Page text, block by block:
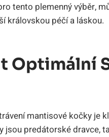
tento plemenný výběr,
královskou péčí a láskou.
Optimální
mantisové kočky je
jsou predátorské dravce,